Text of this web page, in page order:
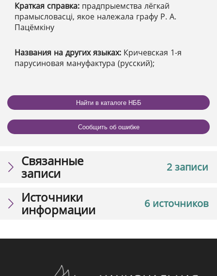
Краткая справка: прадпрыемства лёгкай
прамысловасці, якое належала графу Р. А.
Пацёмкіну
Названия на других языках: Кричевская 1-я
парусиновая мануфактура (русский);
Найти в каталоге НББ
Сообщить об ошибке
2 записи
Связанные
записи
6 источников
Источники
информации